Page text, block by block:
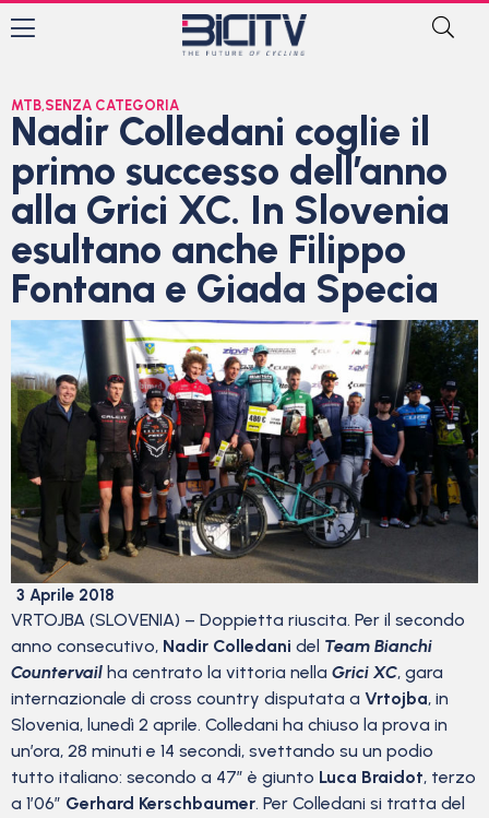
MTB,SENZA CATEGORIA
Nadir Colledani coglie il
primo successo dell’anno
alla Grici XC. In Slovenia
esultano anche Filippo
Fontana e Giada Specia
3 Aprile 2018
VRTOJBA (SLOVENIA) – Doppietta riuscita. Per il secondo
anno consecutivo, Nadir Colledani del Team Bianchi
Countervail ha centrato la vittoria nella Grici XC, gara
internazionale di cross country disputata a Vrtojba, in
Slovenia, lunedì 2 aprile. Colledani ha chiuso la prova in
un’ora, 28 minuti e 14 secondi, svettando su un podio
tutto italiano: secondo a 47″ è giunto Luca Braidot, terzo
a 1’06” Gerhard Kerschbaumer. Per Colledani si tratta del